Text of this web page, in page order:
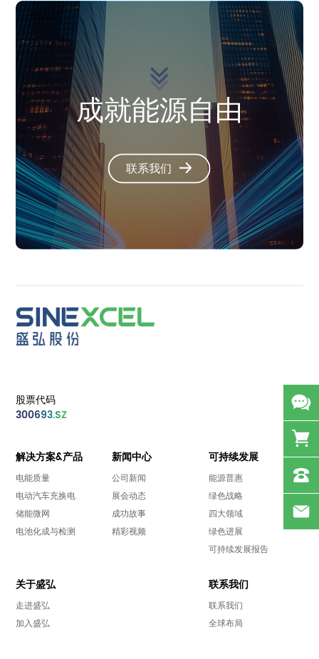
成就能源自由
联系我们
股票代码
300693.SZ
解决方案&产品
电能质量
电动汽车充换电
储能微网
电池化成与检测
新闻中心
公司新闻
展会动态
成功故事
精彩视频
可持续发展
能源普惠
绿色战略
四大领域
绿色进展
可持续发展报告
关于盛弘
走进盛弘
加入盛弘
联系我们
联系我们
全球布局